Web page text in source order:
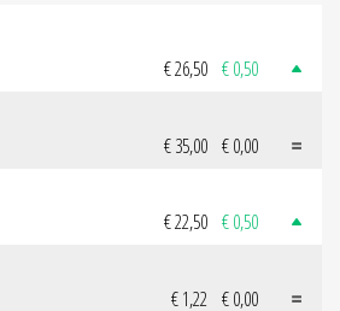
€ 26,50 € 0,50
€ 35,00 € 0,00
€ 22,50 € 0,50
€ 1,22 € 0,00